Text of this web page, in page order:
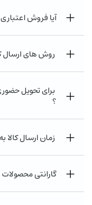
آیا فروش
روش های ارسال
برای تحویل
؟
زمان ارسال
گارانتی